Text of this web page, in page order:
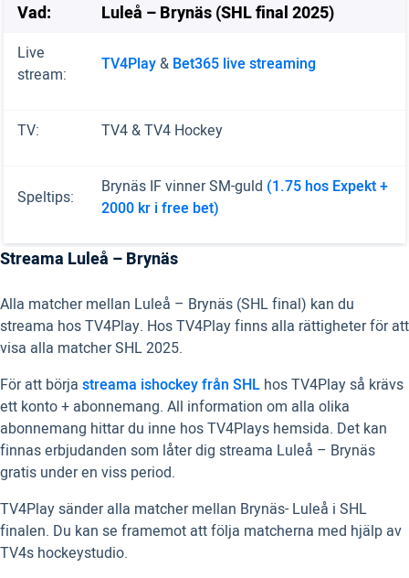
Vad: Luleå – Brynäs (SHL final 2025)
Live
stream:
TV4Play& Bet365 live streaming
TV: TV4 & TV4 Hockey
Speltips: Brynäs IF vinner SM-guld (1.75 hos Expekt +
2000 kr i free bet)
Streama Luleå – Brynäs
Alla matcher mellan Luleå – Brynäs (SHL final) kan du
streama hos TV4Play. Hos TV4Play finns alla rättigheter för att
visa alla matcher SHL 2025.
För att börja streama ishockey från SHL hos TV4Play så krävs
ett konto + abonnemang. All information om alla olika
abonnemang hittar du inne hos TV4Plays hemsida. Det kan
finnas erbjudanden som låter dig streama Luleå – Brynäs
gratis under en viss period.
TV4Play sänder alla matcher mellan Brynäs- Luleå i SHL
finalen. Du kan se framemot att följa matcherna med hjälp av
TV4s hockeystudio.